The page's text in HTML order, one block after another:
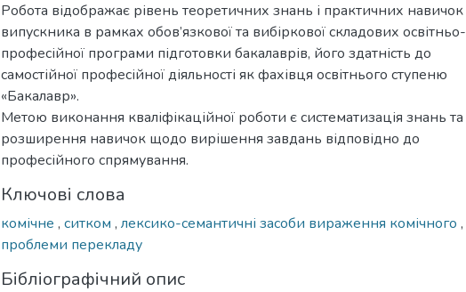
Робота відображає рівень теоретичних знань і практичних навичок
випускника в рамках обов’язкової та вибіркової складових освітньо-
професійної програми підготовки бакалаврів, його здатність до
самостійної професійної діяльності як фахівця освітнього ступеню
«Бакалавр».
Метою виконання кваліфікаційної роботи є систематизація знань та
розширення навичок щодо вирішення завдань відповідно до
професійного спрямування.
Ключові слова
комічне , ситком , лексико-семантичні засоби вираження комічного ,
проблеми перекладу
Бібліографічний опис